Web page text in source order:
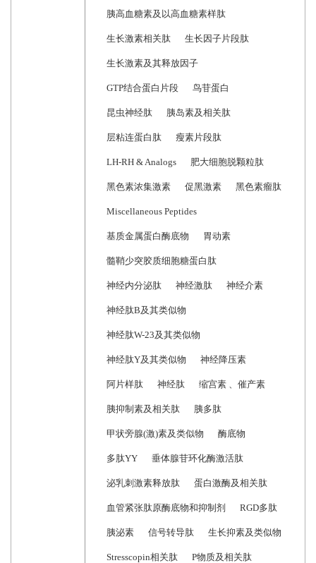
胰高血糖素及以高血糖素样肽
生长激素相关肽 生长因子片段肽
生长激素及其释放因子
GTP结合蛋白片段 鸟苷蛋白
昆虫神经肽 胰岛素及相关肽
层粘连蛋白肽 瘦素片段肽
LH-RH & Analogs 肥大细胞脱颗粒肽
黑色素浓集激素 促黑激素 黑色素瘤肽
Miscellaneous Peptides
基质金属蛋白酶底物 胃动素
髓鞘少突胶质细胞糖蛋白肽
神经内分泌肽 神经激肽 神经介素
神经肽B及其类似物
神经肽W-23及其类似物
神经肽Y及其类似物 神经降压素
阿片样肽 神经肽 缩宫素 、催产素
胰抑制素及相关肽 胰多肽
甲状旁腺(激)素及类似物 酶底物
多肽YY 垂体腺苷环化酶激活肽
泌乳刺激素释放肽 蛋白激酶及相关肽
血管紧张肽原酶底物和抑制剂 RGD多肽
胰泌素 信号转导肽 生长抑素及类似物
Stresscopin相关肽 P物质及相关肽